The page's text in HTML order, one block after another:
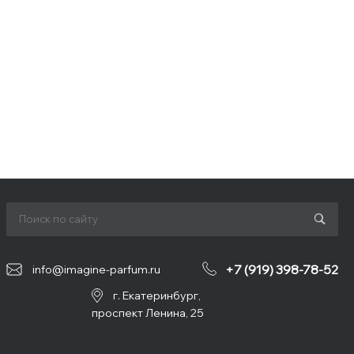
info@imagine-parfum.ru +7 (919) 398-78-52
г. Екатеринбург,
проспект Ленина, 25